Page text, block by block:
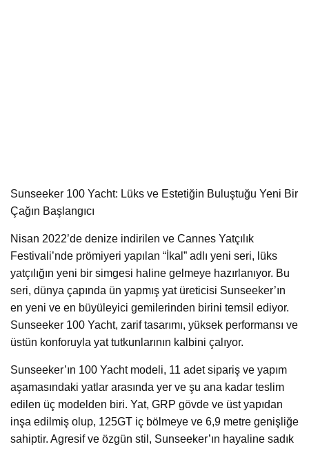
Sunseeker 100 Yacht: Lüks ve Estetiğin Buluştuğu Yeni Bir
Çağın Başlangıcı
Nisan 2022’de denize indirilen ve Cannes Yatçılık
Festivali’nde prömiyeri yapılan “İkal” adlı yeni seri, lüks
yatçılığın yeni bir simgesi haline gelmeye hazırlanıyor. Bu
seri, dünya çapında ün yapmış yat üreticisi Sunseeker’ın
en yeni ve en büyüleyici gemilerinden birini temsil ediyor.
Sunseeker 100 Yacht, zarif tasarımı, yüksek performansı ve
üstün konforuyla yat tutkunlarının kalbini çalıyor.
Sunseeker’ın 100 Yacht modeli, 11 adet sipariş ve yapım
aşamasındaki yatlar arasında yer ve şu ana kadar teslim
edilen üç modelden biri. Yat, GRP gövde ve üst yapıdan
inşa edilmiş olup, 125GT iç bölmeye ve 6,9 ​​metre genişliğe
sahiptir. Agresif ve özgün stil, Sunseeker’ın hayaline sadık